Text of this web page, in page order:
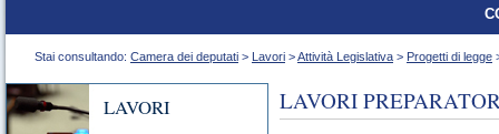
Stai consultando: Camera dei deputati > Lavori >Attività Legislativa > Progetti di legge
LAVORI LAVORI